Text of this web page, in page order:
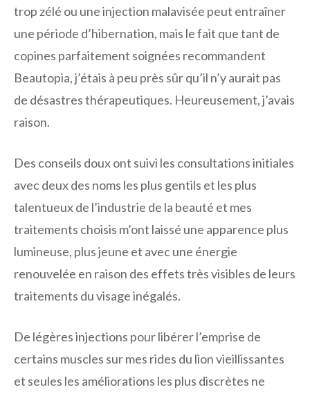
trop zélé ou une injection malavisée peut entraîner
une période d’hibernation, mais le fait que tant de
copines parfaitement soignées recommandent
Beautopia, j’étais à peu près sûr qu’il n’y aurait pas
de désastres thérapeutiques. Heureusement, j’avais
raison.
Des conseils doux ont suivi les consultations initiales
avec deux des noms les plus gentils et les plus
talentueux de l’industrie de la beauté et mes
traitements choisis m’ont laissé une apparence plus
lumineuse, plus jeune et avec une énergie
renouvelée en raison des effets très visibles de leurs
traitements du visage inégalés.
De légères injections pour libérer l’emprise de
certains muscles sur mes rides du lion vieillissantes
et seules les améliorations les plus discrètes ne